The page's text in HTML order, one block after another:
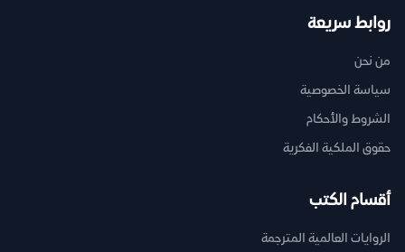
روابط سريعة
من نحن
سياسة الخصوصية
الشروط والأحكام
حقوق الملكية الفكرية
أقسام الكتب
الروايات العالمية المترجمة